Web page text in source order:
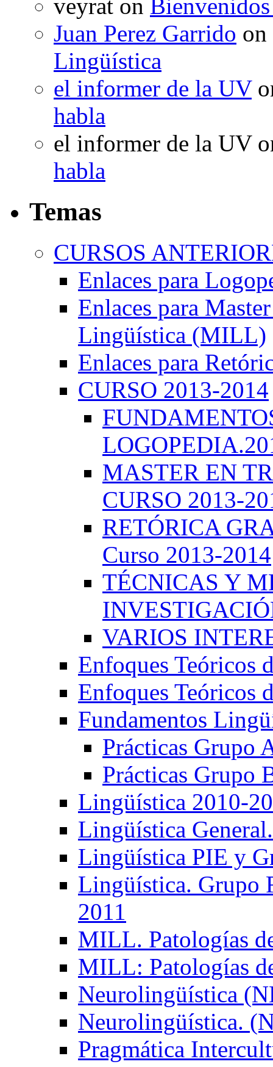
veyrat on
Juan Perez Garrido on
Lingüística
el informer de la UV
habla
el informer de la UV
habla
Temas
CURSOS
Enlaces para
Enlaces para
Lingüística (MILL)
Enlaces para
CURSO 2013-2014
MASTER EN
CURSO 2013-
RETÓRICA
Curso 2013-2014
TÉCNICAS Y
VARIOS
Enfoques Teóricos
Enfoques Teóricos
Fundamentos
Prácticas Grupo
Prácticas Grupo
Lingüística 2010-
Lingüística
Lingüística PIE y
Lingüística. Grupo
2011
MILL. Patologías
MILL: Patologías
Neurolingüística
Neurolingüística.
Pragmática